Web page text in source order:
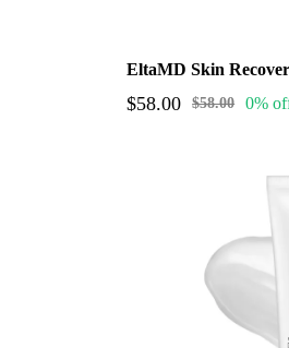
EltaMD Skin
$58.00 $58.00 0%